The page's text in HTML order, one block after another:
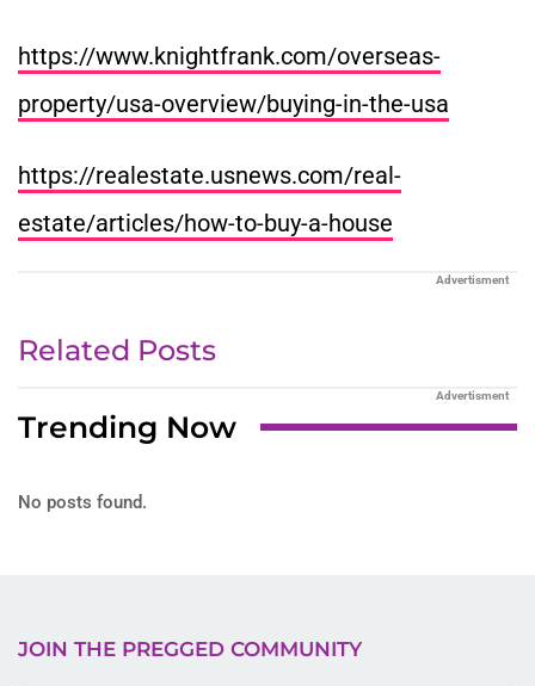
https://www.knightfrank.com/overseas-
property/usa-overview/buying-in-the-usa
https://realestate.usnews.com/real-
estate/articles/how-to-buy-a-house
Advertisment
Related Posts
Advertisment
Trending Now
No posts found.
JOIN THE PREGGED COMMUNITY